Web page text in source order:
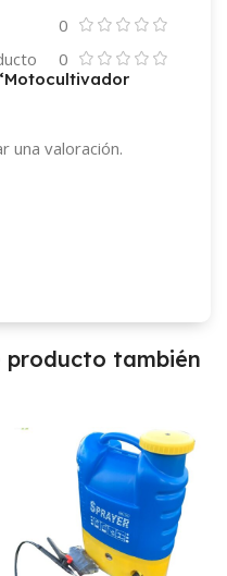
0
0
una valoración.
producto también